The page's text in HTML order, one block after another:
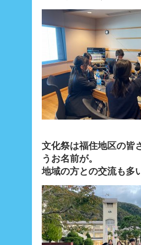
文化祭は福住地区の皆
うお名前が。
地域の方との交流も多